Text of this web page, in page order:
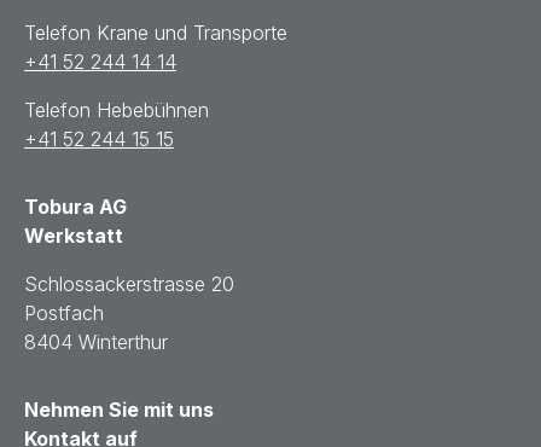
Telefon Krane und Transporte
+41 52 244 14 14
Telefon Hebebühnen
+41 52 244 15 15
Tobura AG
Werkstatt
Schlossackerstrasse 20
Postfach
8404 Winterthur
Nehmen Sie mit uns
Kontakt auf